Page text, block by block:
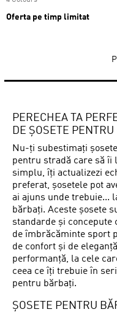
Oferta pe timp limitat
PERECHEA TA
DE ȘOSETE
Nu-ți subestimați
pentru stradă care să îi
simplu, îți actualizezi
preferat, șosetele pot
ai ajuns unde trebuie...
bărbați. Aceste șosete
standarde și concepute
de îmbrăcăminte sport
de confort și de
performanță, la cele
ceea ce îți trebuie în
pentru bărbați.
ȘOSETE PENTRU